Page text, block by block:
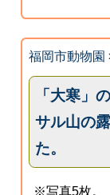
福岡市動物園
「大寒」
サル山の
た。
※写真5枚。